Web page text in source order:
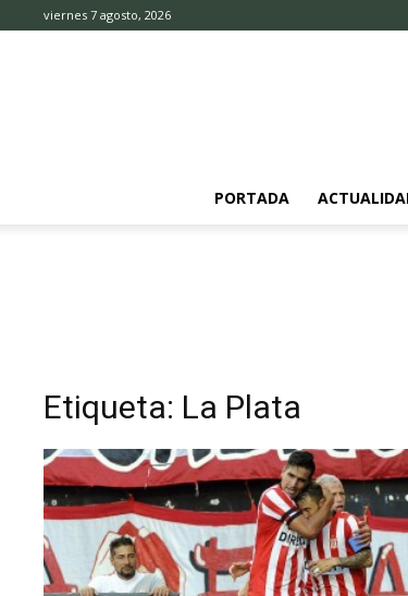
viernes 7 agosto, 2026
PORTADA
Etiqueta: La Plata